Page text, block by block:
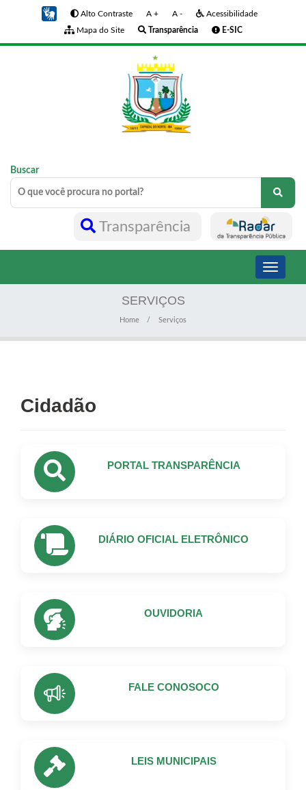
Alto Contraste A + A -
Acessibilidade
Mapa do Site
Transparência E-SIC
Buscar
Transparência
Toggle
SERVIÇOS
Home Serviços
Cidadão
PORTAL TRANSPARÊNCIA
DIÁRIO OFICIAL ELETRÔNICO
OUVIDORIA
FALE CONOSOCO
LEIS MUNICIPAIS